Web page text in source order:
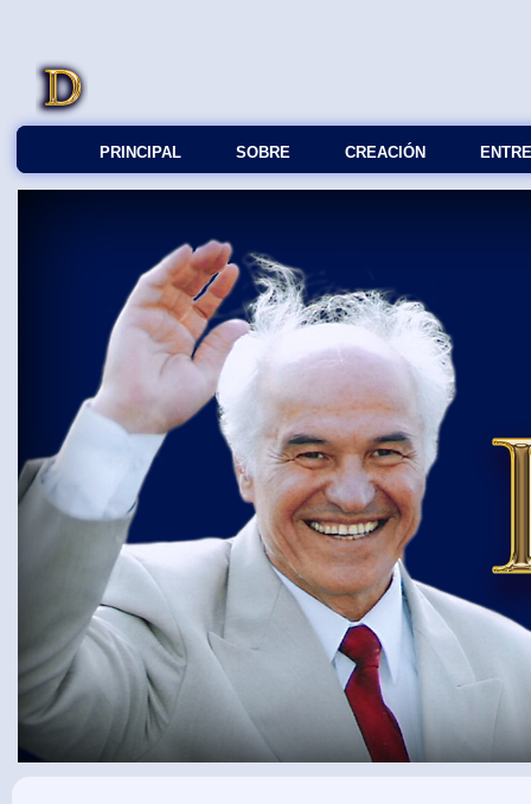
PRINCIPAL SOBRE СREACIÓN